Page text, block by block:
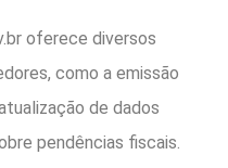
oferece diversos
como a emissão
de dados
pendências fiscais.